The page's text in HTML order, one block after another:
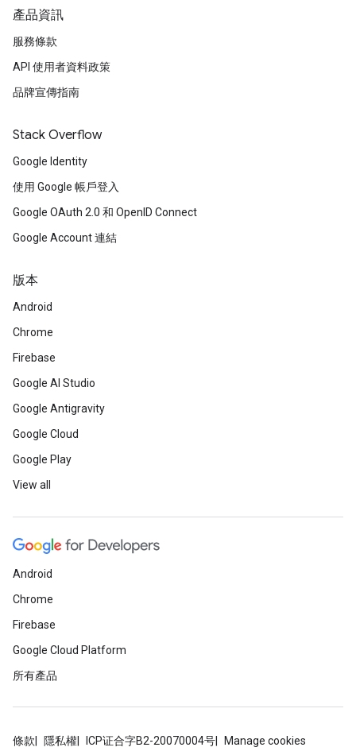
產品資訊
服務條款
API 使用者資料政策
品牌宣傳指南
Stack Overflow
Google Identity
使用 Google 帳戶登入
Google OAuth 2.0 和 OpenID Connect
Google Account 連結
版本
Android
Chrome
Firebase
Google AI Studio
Google Antigravity
Google Cloud
Google Play
View all
Android
Chrome
Firebase
Google Cloud Platform
所有產品
條款 隱私權 ICP证合字B2-20070004号 Manage cookies